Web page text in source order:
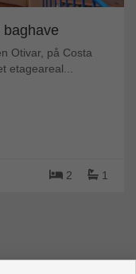
Otivar, på Costa
etageareal...
2 1